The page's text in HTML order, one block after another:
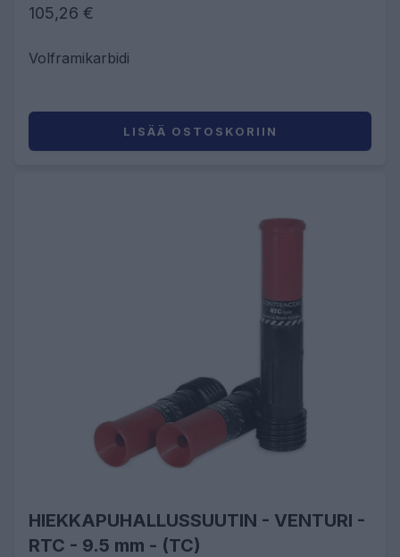
105,26 €
Volframikarbidi
LISÄÄ OSTOSKORIIN
HIEKKAPUHALLUSSUUTIN - VENTURI -
RTC - 9.5 mm - (TC)